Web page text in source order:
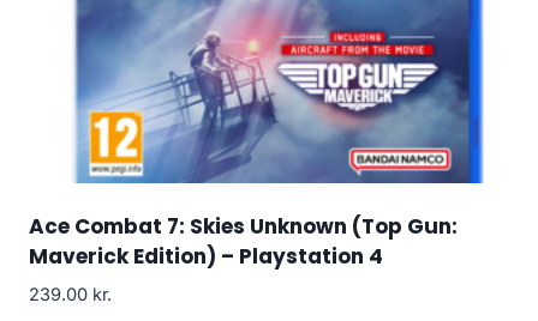
Ace Combat 7: Skies Unknown (Top Gun:
Maverick Edition) – Playstation 4
239.00 kr.